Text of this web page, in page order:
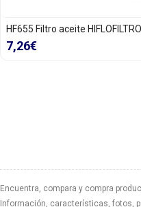
Encuentra, compara y compra
Información, características, fotos,
HF655 Filtro aceite HIFLOFILTRO
7,26€